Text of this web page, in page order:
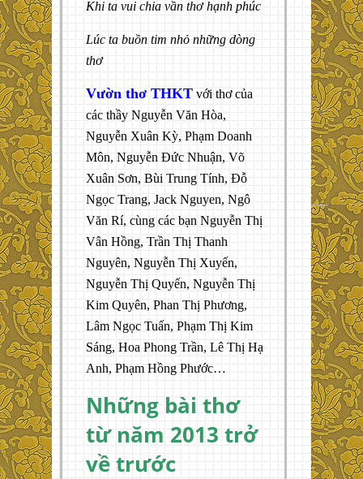
Khi ta vui chia vần thơ hạnh phúc
Lúc ta buồn tim nhỏ những dòng
thơ
Vườn thơ THKT với thơ của
các thầy Nguyễn Văn Hòa,
Nguyễn Xuân Kỳ, Phạm Doanh
Môn, Nguyễn Đức Nhuận, Võ
Xuân Sơn, Bùi Trung Tính, Đỗ
Ngọc Trang, Jack Nguyen, Ngô
Văn Rí, cùng các bạn Nguyễn Thị
Vân Hồng, Trần Thị Thanh
Nguyên, Nguyễn Thị Xuyến,
Nguyễn Thị Quyến, Nguyễn Thị
Kim Quyên, Phan Thị Phương,
Lâm Ngọc Tuấn, Phạm Thị Kim
Sáng, Hoa Phong Trần, Lê Thị Hạ
Anh, Phạm Hồng Phước…
Những bài thơ
từ năm 2013 trở
về trước